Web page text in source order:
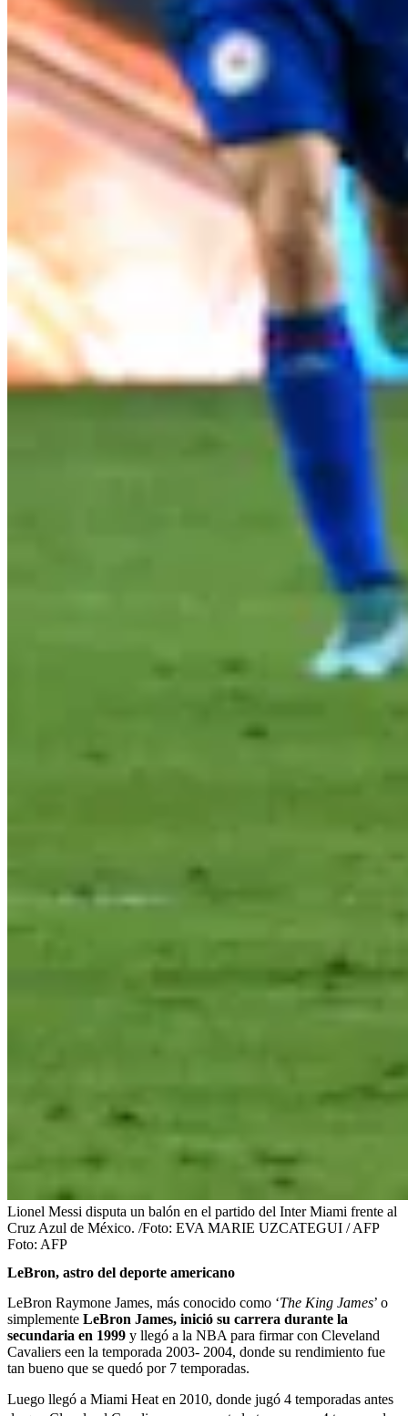
Lionel Messi disputa un balón en el partido del Inter Miami frente al
Cruz Azul de México. /Foto: EVA MARIE UZCATEGUI / AFP
Foto: AFP
LeBron, astro del deporte americano
LeBron Raymone James, más conocido como ‘The King James’ o
simplemente LeBron James, inició su carrera durante la
secundaria en 1999 y llegó a la NBA para firmar con Cleveland
Cavaliers een la temporada 2003- 2004, donde su rendimiento fue
tan bueno que se quedó por 7 temporadas.
Luego llegó a Miami Heat en 2010, donde jugó 4 temporadas antes